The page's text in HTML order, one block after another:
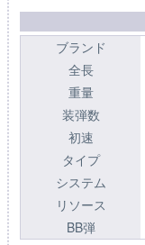
ブランド
全長
重量
装弾数
初速
タイプ
システム
リソース
BB弾